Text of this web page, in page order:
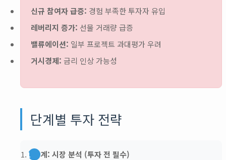
신규 참여자 급증: 경험 부족한 투자자 유입
레버리지 증가: 선물 거래량 급증
밸류에이션: 일부 프로젝트 과대평가 우려
거시경제: 금리 인상 가능성
단계별 투자 전략
1단계: 시장 분석 (투자 전 필수)